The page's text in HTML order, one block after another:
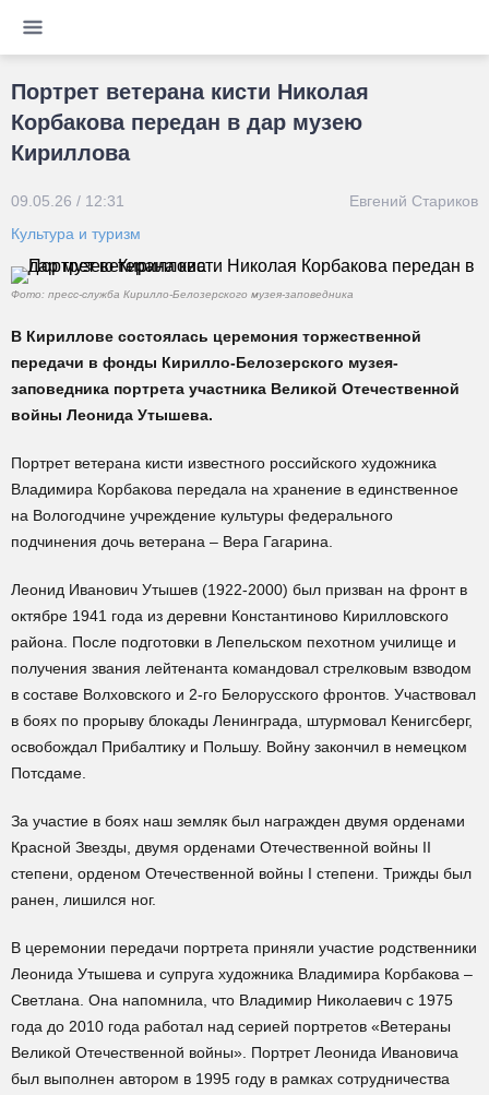
Портрет ветерана кисти Николая
Корбакова передан в дар музею
Кириллова
09.05.26 / 12:31
Евгений Стариков
Культура и туризм
Фото: пресс-служба Кирилло-Белозерского музея-заповедника
В Кириллове состоялась церемония торжественной
передачи в фонды Кирилло-Белозерского музея-
заповедника портрета участника Великой Отечественной
войны Леонида Утышева.
Портрет ветерана кисти известного российского художника
Владимира Корбакова передала на хранение в единственное
на Вологодчине учреждение культуры федерального
подчинения дочь ветерана – Вера Гагарина.
Леонид Иванович Утышев (1922-2000) был призван на фронт в
октябре 1941 года из деревни Константиново Кирилловского
района. После подготовки в Лепельском пехотном училище и
получения звания лейтенанта командовал стрелковым взводом
в составе Волховского и 2-го Белорусского фронтов. Участвовал
в боях по прорыву блокады Ленинграда, штурмовал Кенигсберг,
освобождал Прибалтику и Польшу. Войну закончил в немецком
Потсдаме.
За участие в боях наш земляк был награжден двумя орденами
Красной Звезды, двумя орденами Отечественной войны II
степени, орденом Отечественной войны I степени. Трижды был
ранен, лишился ног.
В церемонии передачи портрета приняли участие родственники
Леонида Утышева и супруга художника Владимира Корбакова –
Светлана. Она напомнила, что Владимир Николаевич с 1975
года до 2010 года работал над серией портретов «Ветераны
Великой Отечественной войны». Портрет Леонида Ивановича
был выполнен автором в 1995 году в рамках сотрудничества